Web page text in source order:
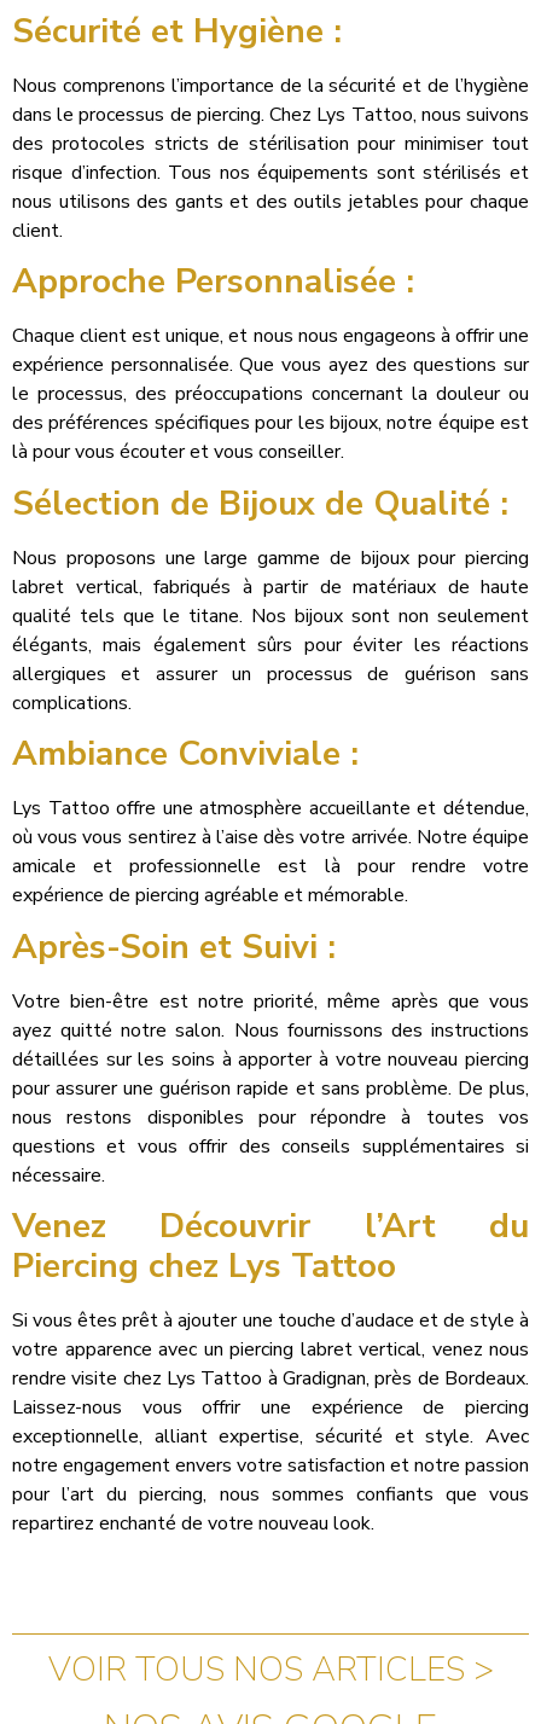
Sécurité et Hygiène :
Nous comprenons l’importance de la sécurité et de l’hygiène
dans le processus de piercing. Chez Lys Tattoo, nous suivons
des protocoles stricts de stérilisation pour minimiser tout
risque d’infection. Tous nos équipements sont stérilisés et
nous utilisons des gants et des outils jetables pour chaque
client.
Approche Personnalisée :
Chaque client est unique, et nous nous engageons à offrir une
expérience personnalisée. Que vous ayez des questions sur
le processus, des préoccupations concernant la douleur ou
des préférences spécifiques pour les bijoux, notre équipe est
là pour vous écouter et vous conseiller.
Sélection de Bijoux de Qualité :
Nous proposons une large gamme de bijoux pour piercing
labret vertical, fabriqués à partir de matériaux de haute
qualité tels que le titane. Nos bijoux sont non seulement
élégants, mais également sûrs pour éviter les réactions
allergiques et assurer un processus de guérison sans
complications.
Ambiance Conviviale :
Lys Tattoo offre une atmosphère accueillante et détendue,
où vous vous sentirez à l’aise dès votre arrivée. Notre équipe
amicale et professionnelle est là pour rendre votre
expérience de piercing agréable et mémorable.
Après-Soin et Suivi :
Votre bien-être est notre priorité, même après que vous
ayez quitté notre salon. Nous fournissons des instructions
détaillées sur les soins à apporter à votre nouveau piercing
pour assurer une guérison rapide et sans problème. De plus,
nous restons disponibles pour répondre à toutes vos
questions et vous offrir des conseils supplémentaires si
nécessaire.
Venez Découvrir l’Art du
Piercing chez Lys Tattoo
Si vous êtes prêt à ajouter une touche d’audace et de style à
votre apparence avec un piercing labret vertical, venez nous
rendre visite chez Lys Tattoo à Gradignan, près de Bordeaux.
Laissez-nous vous offrir une expérience de piercing
exceptionnelle, alliant expertise, sécurité et style. Avec
notre engagement envers votre satisfaction et notre passion
pour l’art du piercing, nous sommes confiants que vous
repartirez enchanté de votre nouveau look.
VOIR TOUS NOS ARTICLES >